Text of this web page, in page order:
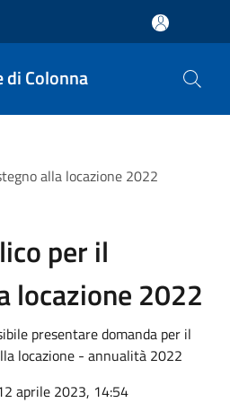
di Colonna
alla locazione 2022
per il
locazione 2022
presentare domanda per il
locazione - annualità 2022
aprile 2023, 14:54